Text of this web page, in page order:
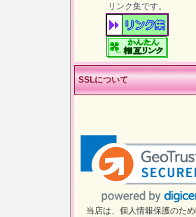
リンク集です。
SSLについて
当店は、個人情報保護のた